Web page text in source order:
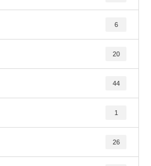
6
20
44
1
26